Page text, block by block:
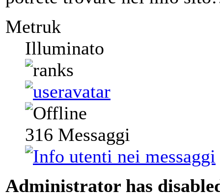
Metruk
Illuminato
316 Messaggi
Administrator has